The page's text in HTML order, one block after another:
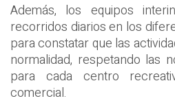
Además, los equipos
recorridos diarios en los
para constatar que las
normalidad, respetando las
para cada centro
comercial.